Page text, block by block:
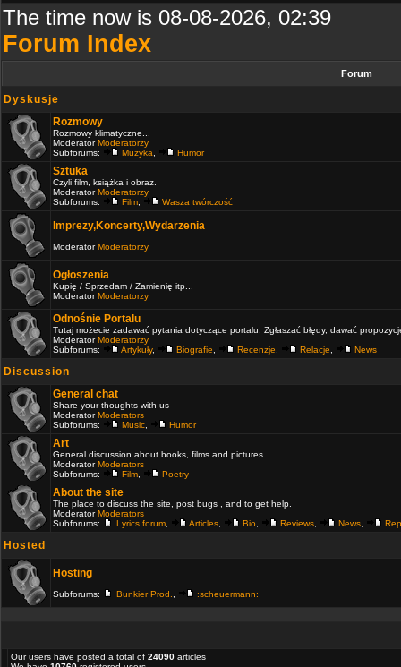
The time now is 08-08-2026, 02:39
Forum Index
Forum
Dyskusje
Rozmowy
Rozmowy klimatyczne...
ModeratorModeratorzy
Subforums:
Muzyka Humor
Sztuka
Czyli film, książka i obraz.
ModeratorModeratorzy
Subforums:
Film Wasza twórczość
Imprezy,Koncerty,Wydarzenia
ModeratorModeratorzy
Ogłoszenia
Kupię / Sprzedam / Zamienię itp...
ModeratorModeratorzy
Odnośnie Portalu
Tutaj możecie zadawać pytania dotyczące portalu. Zgłaszać błędy, dawać
ModeratorModeratorzy
Subforums:
Artykuły, Biografie Recenzje Relacje News
Discussion
General chat
Share your thoughts with us
ModeratorModerators
Subforums:
Music Humor
Art
General discussion about books, films and pictures.
ModeratorModerators
Subforums:
Film Poetry
About the site
The place to discuss the site, post bugs , and to get help.
ModeratorModerators
Subforums:
Lyrics forum Articles Bio Reviews News
Hosted
Hosting
Subforums: Bunkier Prod. :scheuermann:
Our users have posted a total of 24090 articles